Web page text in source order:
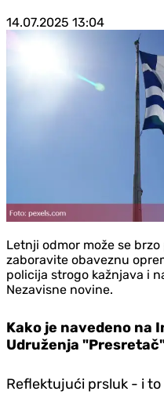
14.07.2025 13:04
Letnji odmor može se
zaboravite obaveznu
policija strogo kažnjava i
Nezavisne novine.
Kako je navedeno na
Udruženja
Reflektujući prsluk - i to